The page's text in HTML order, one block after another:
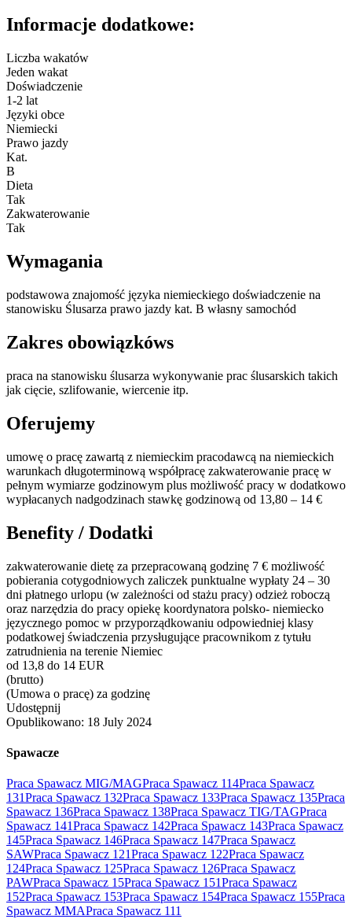
Informacje dodatkowe:
Liczba wakatów
Jeden wakat
Doświadczenie
1-2 lat
Języki obce
Niemiecki
Prawo jazdy
Kat.
B
Dieta
Tak
Zakwaterowanie
Tak
Wymagania
podstawowa znajomość języka niemieckiego doświadczenie na
stanowisku Ślusarza prawo jazdy kat. B własny samochód
Zakres obowiązkóws
praca na stanowisku ślusarza wykonywanie prac ślusarskich takich
jak cięcie, szlifowanie, wiercenie itp.
Oferujemy
umowę o pracę zawartą z niemieckim pracodawcą na niemieckich
warunkach długoterminową współpracę zakwaterowanie pracę w
pełnym wymiarze godzinowym plus możliwość pracy w dodatkowo
wypłacanych nadgodzinach stawkę godzinową od 13,80 – 14 €
Benefity / Dodatki
zakwaterowanie dietę za przepracowaną godzinę 7 € możliwość
pobierania cotygodniowych zaliczek punktualne wypłaty 24 – 30
dni płatnego urlopu (w zależności od stażu pracy) odzież roboczą
oraz narzędzia do pracy opiekę koordynatora polsko- niemiecko
języcznego pomoc w przyporządkowaniu odpowiedniej klasy
podatkowej świadczenia przysługujące pracownikom z tytułu
zatrudnienia na terenie Niemiec
od 13,8 do 14 EUR
(brutto)
(Umowa o pracę) za godzinę
Udostępnij
Opublikowano: 18 July 2024
Spawacze
Praca Spawacz MIG/MAGPraca Spawacz 114Praca Spawacz
131Praca Spawacz 132Praca Spawacz 133Praca Spawacz 135Praca
Spawacz 136Praca Spawacz 138Praca Spawacz TIG/TAGPraca
Spawacz 141Praca Spawacz 142Praca Spawacz 143Praca Spawacz
145Praca Spawacz 146Praca Spawacz 147Praca Spawacz
SAWPraca Spawacz 121Praca Spawacz 122Praca Spawacz
124Praca Spawacz 125Praca Spawacz 126Praca Spawacz
PAWPraca Spawacz 15Praca Spawacz 151Praca Spawacz
152Praca Spawacz 153Praca Spawacz 154Praca Spawacz 155Praca
Spawacz MMAPraca Spawacz 111